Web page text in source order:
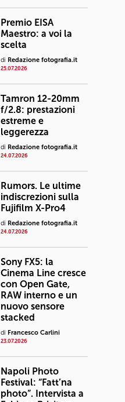
Premio EISA
Maestro: a voi la
scelta
di Redazione fotografia.it
25.07.2026
Tamron 12-20mm
f/2.8: prestazioni
estreme e
leggerezza
di Redazione fotografia.it
24.07.2026
Rumors. Le ultime
indiscrezioni sulla
Fujifilm X-Pro4
di Redazione fotografia.it
24.07.2026
Sony FX5: la
Cinema Line cresce
con Open Gate,
RAW interno e un
nuovo sensore
stacked
di Francesco Carlini
23.07.2026
Napoli Photo
Festival: “Fatt’na
photo”. Intervista a